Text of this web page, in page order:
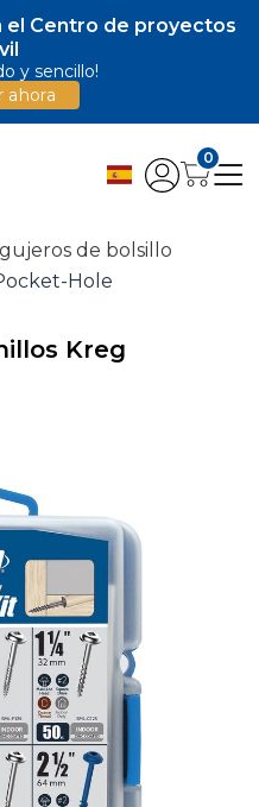
el Centro de proyectos
y sencillo!
ahora
0
de bolsillo
Hole
Kreg